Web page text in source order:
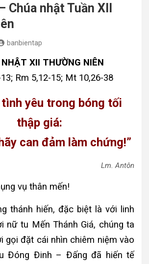
Chúa nhật Tuần XII
banbientap
NHẬT XII THƯỜNG NIÊN
Rm 5,12-15; Mt 10,26-38
tình yêu trong bóng tối
thập giá:
can đảm làm chứng!”
Lm. Antôn
vụ thân mến!
thánh hiến, đặc biệt là với linh
nữ tu Mến Thánh Giá, chúng ta
gọi đặt cái nhìn chiêm niệm vào
Đóng Đinh – Đấng đã hiến tế